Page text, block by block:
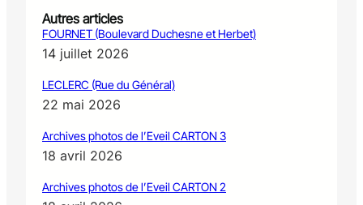
Autres articles
FOURNET (Boulevard Duchesne et Herbet)
14 juillet 2026
LECLERC (Rue du Général)
22 mai 2026
Archives photos de l’Eveil CARTON 3
18 avril 2026
Archives photos de l’Eveil CARTON 2